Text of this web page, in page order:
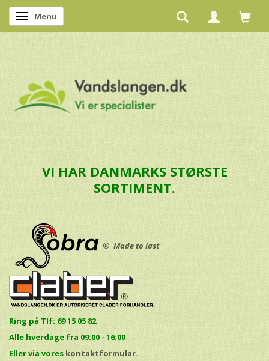
Skifte navigation
Menu
VI HAR DANMARKS STØRSTE
SORTIMENT.
® Made to last
Ring på Tlf: 69 15 05 82
Alle hverdage fra 09:00 - 16:00
Eller via vores kontaktformular.